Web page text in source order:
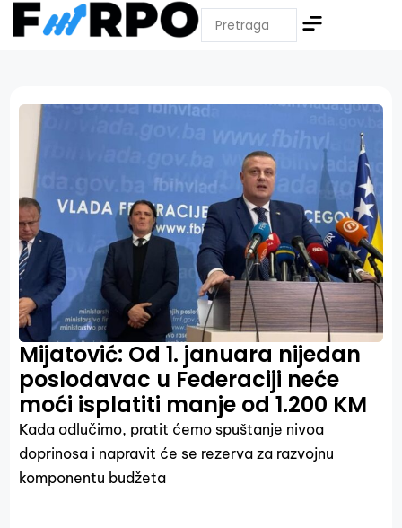
Mijatović: Od 1. januara nijedan
poslodavac u Federaciji neće
moći isplatiti manje od 1.200 KM
Kada odlučimo, pratit ćemo spuštanje nivoa
doprinosa i napravit će se rezerva za razvojnu
komponentu budžeta